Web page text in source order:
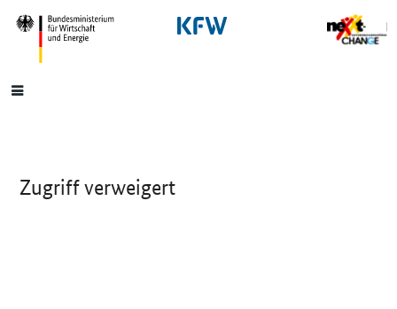
SrOnlyNavigation
Hauptmenü
Zugriff verweigert